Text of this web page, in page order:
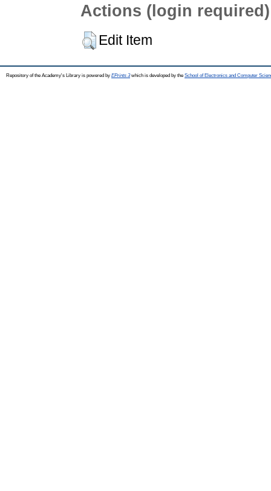
Actions (login required)
Edit Item
Repository of the Academy's Library is powered by EPrints 3which is developed by the School of Electronics and Computer